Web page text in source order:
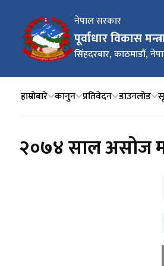
नेपाल सरकार
पूर्वाधार विकास
सिंहदरबार, काठमाडौं,
हाम्रोबारे कानुन प्रतिवेदन डाउनलोड
२०७४ साल असोज